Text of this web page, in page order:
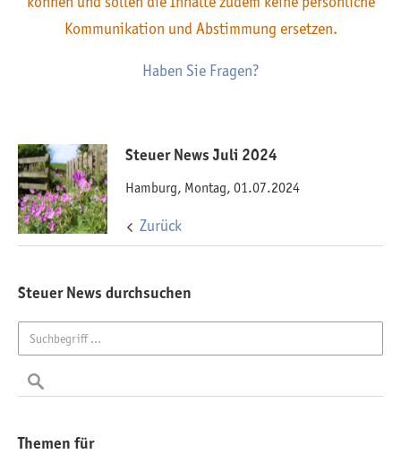
Kommunikation und Abstimmung ersetzen.
Haben Sie Fragen?
Steuer News Juli 2024
Hamburg, Montag, 01.07.2024
Zurück
Steuer News durchsuchen
Themen für